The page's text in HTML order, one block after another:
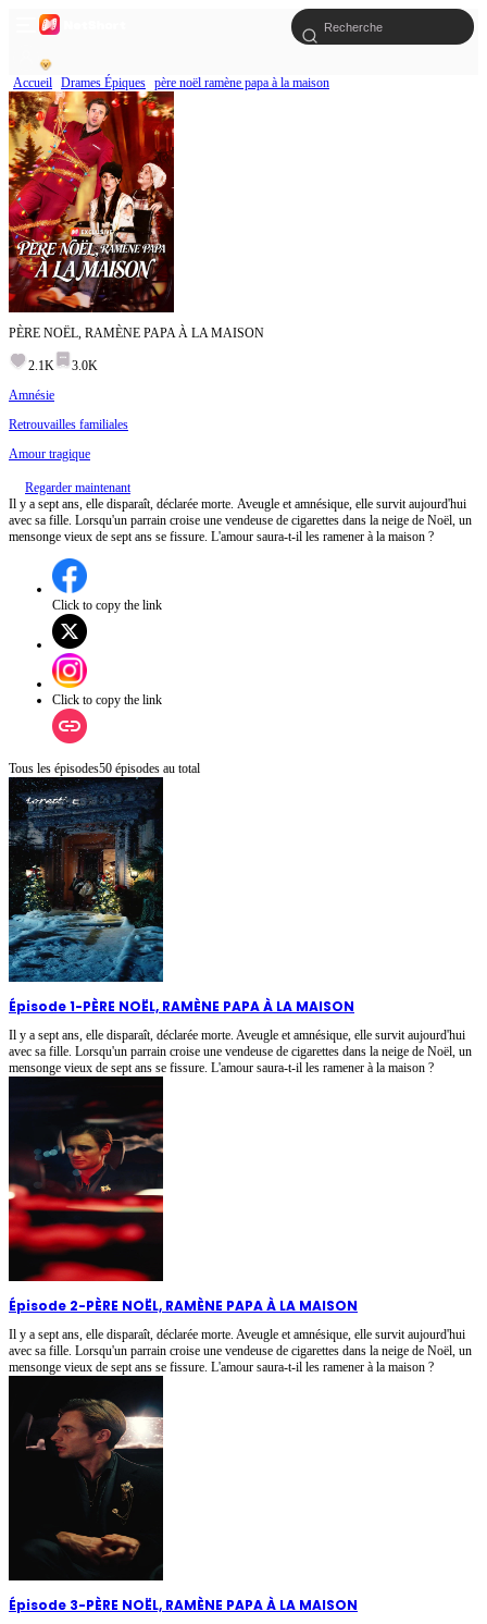
Accueil Drames Épiques père noël ramène papa à la maison
PÈRE NOËL, RAMÈNE PAPA À LA MAISON
2.1K
3.0K
Amnésie
Retrouvailles familiales
Amour tragique
Regarder maintenant
Il y a sept ans, elle disparaît, déclarée morte. Aveugle et amnésique, elle survit aujourd'hui
avec sa fille. Lorsqu'un parrain croise une vendeuse de cigarettes dans la neige de Noël, un
mensonge vieux de sept ans se fissure. L'amour saura-t-il les ramener à la maison ?
Click to copy the link
Click to copy the link
Tous les épisodes50 épisodes au total
Épisode 1-PÈRE NOËL, RAMÈNE PAPA À LA MAISON
Il y a sept ans, elle disparaît, déclarée morte. Aveugle et amnésique, elle survit aujourd'hui
avec sa fille. Lorsqu'un parrain croise une vendeuse de cigarettes dans la neige de Noël, un
mensonge vieux de sept ans se fissure. L'amour saura-t-il les ramener à la maison ?
Épisode 2-PÈRE NOËL, RAMÈNE PAPA À LA MAISON
Il y a sept ans, elle disparaît, déclarée morte. Aveugle et amnésique, elle survit aujourd'hui
avec sa fille. Lorsqu'un parrain croise une vendeuse de cigarettes dans la neige de Noël, un
mensonge vieux de sept ans se fissure. L'amour saura-t-il les ramener à la maison ?
Épisode 3-PÈRE NOËL, RAMÈNE PAPA À LA MAISON